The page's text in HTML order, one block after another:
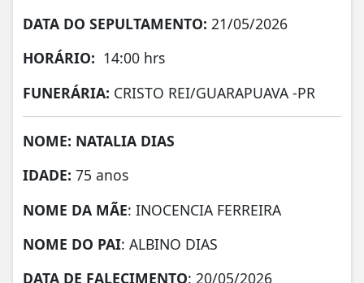
DATA DO SEPULTAMENTO: 21/05/2026
HORÁRIO: 14:00 hrs
FUNERÁRIA: CRISTO REI/GUARAPUAVA -PR
NOME: NATALIA DIAS
IDADE: 75 anos
NOME DA MÃE: INOCENCIA FERREIRA
NOME DO PAI: ALBINO DIAS
DATA DE FALECIMENTO: 20/05/2026